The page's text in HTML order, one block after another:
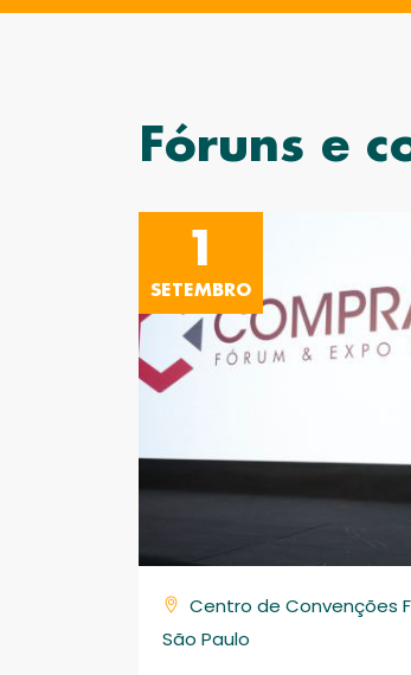
Fóruns e
1
SETEMBRO
Centro de Convenções
São Paulo